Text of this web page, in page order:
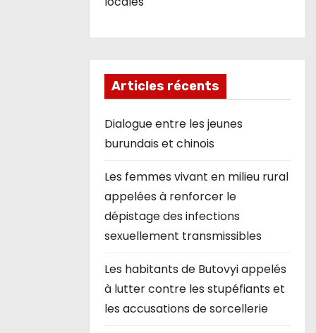
Articles récents
Dialogue entre les jeunes
burundais et chinois
Les femmes vivant en milieu rural
appelées à renforcer le
dépistage des infections
sexuellement transmissibles
Les habitants de Butovyi appelés
à lutter contre les stupéfiants et
les accusations de sorcellerie